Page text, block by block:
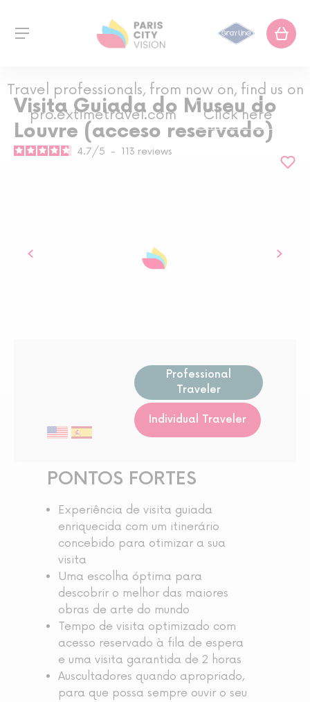
Travel professionals, from now on, find us on
pro.extimetravel.com
Click here
Visita Guiada do Museu do
Louvre (acceso reservado)
4.7/5 - 113 reviews
Professional
Traveler
Individual Traveler
PONTOS FORTES
Experiência de visita guiada
enriquecida com um itinerário
concebido para otimizar a sua
visita
Uma escolha óptima para
descobrir o melhor das maiores
obras de arte do mundo
Tempo de visita optimizado com
acesso reservado à fila de espera
e uma visita garantida de 2 horas
Auscultadores quando apropriado,
para que possa sempre ouvir o seu